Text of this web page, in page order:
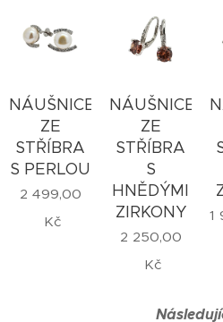
NÁUŠNICE
ZE
STŘÍBRA
S PERLOU
2 499,00
Kč
NÁUŠNICE
ZE
STŘÍBRA
S
HNĚDÝMI
ZIRKONY
2 250,00
Kč
1